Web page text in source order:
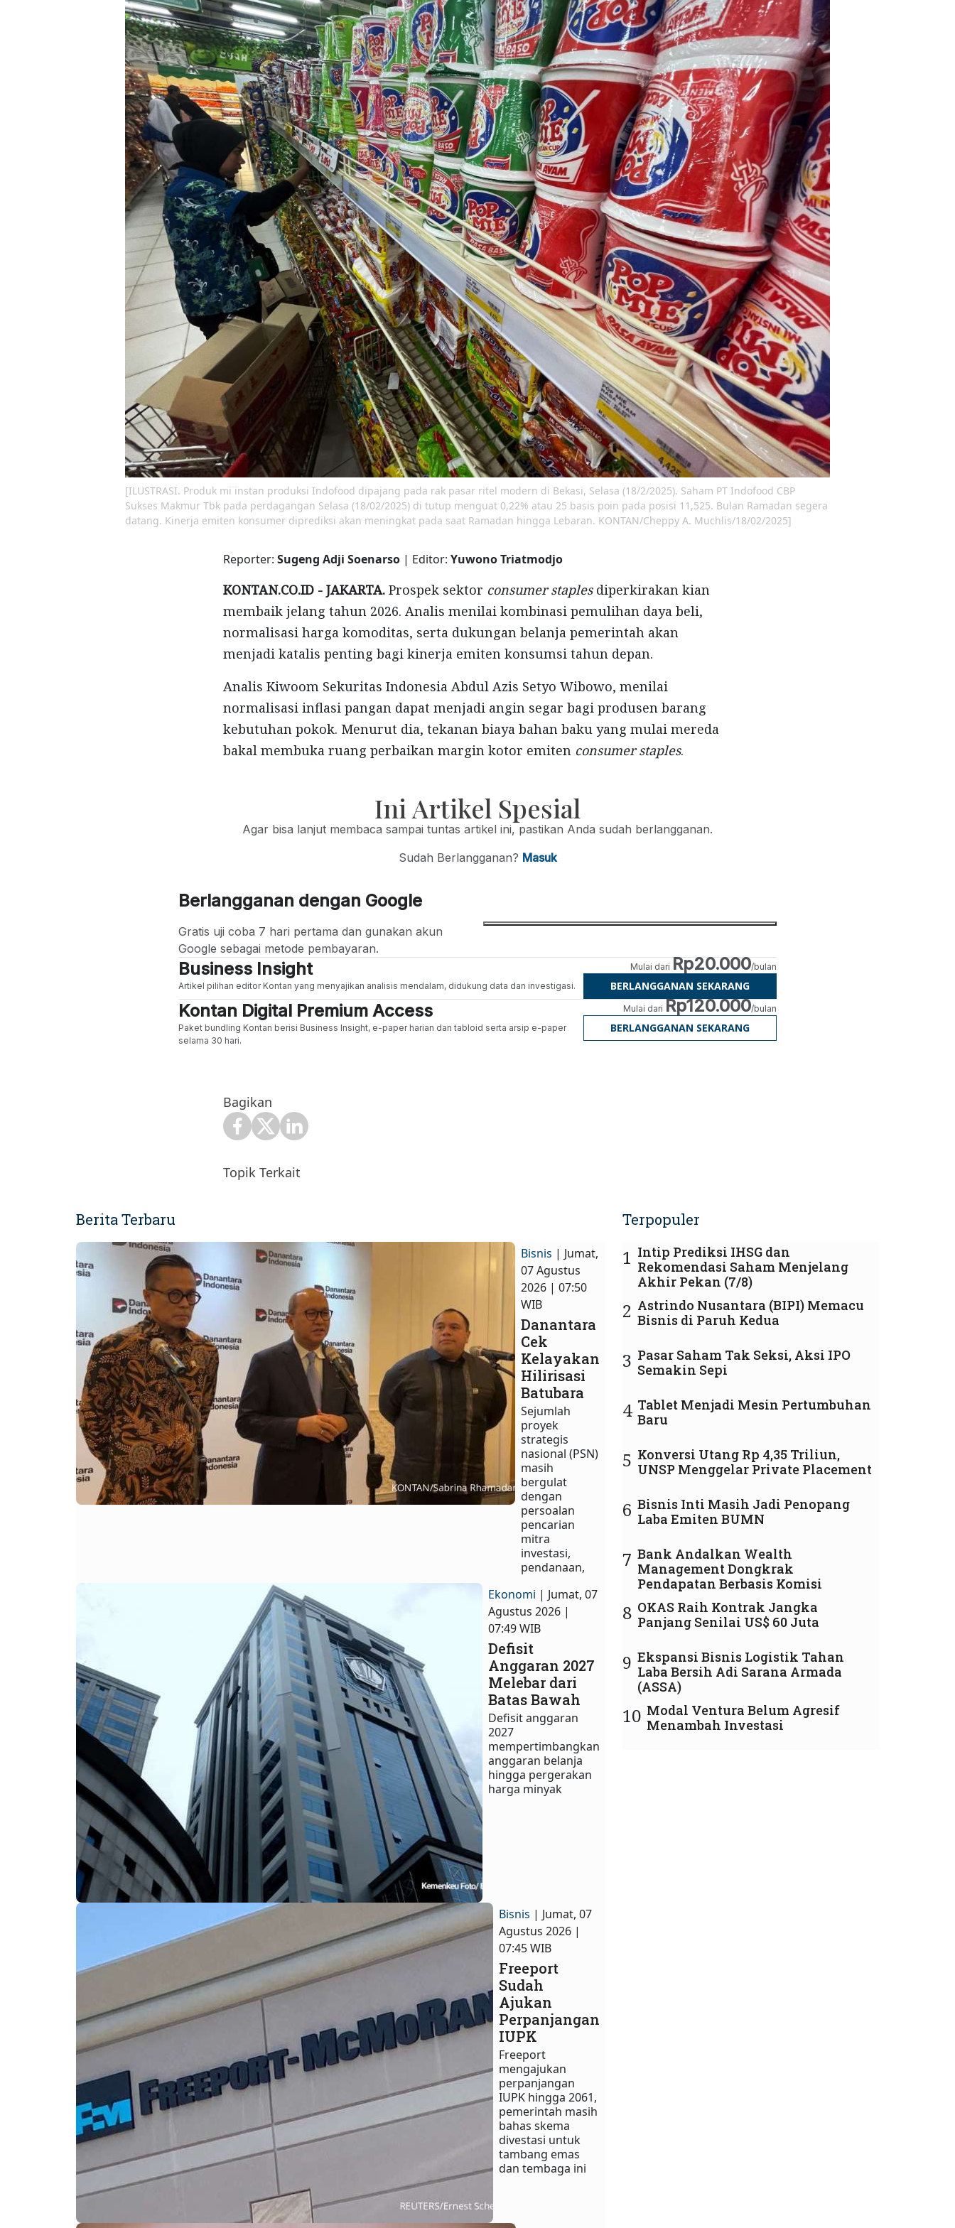
[ILUSTRASI. Produk mi instan produksi Indofood dipajang pada rak pasar ritel modern di Bekasi, Selasa (18/2/2025). Saham PT Indofood CBP
Sukses Makmur Tbk pada perdagangan Selasa (18/02/2025) di tutup menguat 0,22% atau 25 basis poin pada posisi 11,525. Bulan Ramadan segera
datang. Kinerja emiten konsumer diprediksi akan meningkat pada saat Ramadan hingga Lebaran. KONTAN/Cheppy A. Muchlis/18/02/2025]
Reporter: Sugeng Adji Soenarso | Editor: Yuwono Triatmodjo
KONTAN.CO.ID - JAKARTA. Prospek sektor consumer staplesdiperkirakan kian
membaik jelang tahun 2026. Analis menilai kombinasi pemulihan daya beli,
normalisasi harga komoditas, serta dukungan belanja pemerintah akan
menjadi katalis penting bagi kinerja emiten konsumsi tahun depan.
Analis Kiwoom Sekuritas Indonesia Abdul Azis Setyo Wibowo, menilai
normalisasi inflasi pangan dapat menjadi angin segar bagi produsen barang
kebutuhan pokok. Menurut dia, tekanan biaya bahan baku yang mulai mereda
bakal membuka ruang perbaikan margin kotor emiten consumer staples.
Ini Artikel Spesial
Agar bisa lanjut membaca sampai tuntas artikel ini, pastikan Anda sudah berlangganan.
Sudah Berlangganan? Masuk
Berlangganan dengan Google
Gratis uji coba 7 hari pertama dan gunakan akun
Google sebagai metode pembayaran.
Business Insight
Artikel pilihan editor Kontan yang menyajikan analisis mendalam, didukung data dan investigasi.
Mulai dari Rp20.000/bulan
BERLANGGANAN SEKARANG
Kontan Digital Premium Access
Paket bundling Kontan berisi Business Insight, e-paper harian dan tabloid serta arsip e-paper
selama 30 hari.
Mulai dari Rp120.000/bulan
BERLANGGANAN SEKARANG
Bagikan
Topik Terkait
Berita Terbaru
Bisnis | Jumat,
07 Agustus
2026 | 07:50
WIB
Danantara
Cek
Kelayakan
Hilirisasi
Batubara
Sejumlah
proyek
strategis
nasional (PSN)
masih
bergulat
dengan
persoalan
pencarian
mitra
investasi,
pendanaan,
Ekonomi | Jumat, 07
Agustus 2026 |
07:49 WIB
Defisit
Anggaran 2027
Melebar dari
Batas Bawah
Defisit anggaran
2027
mempertimbangkan
anggaran belanja
hingga pergerakan
harga minyak
Bisnis | Jumat, 07
Agustus 2026 |
07:45 WIB
Freeport
Sudah
Ajukan
Perpanjangan
IUPK
Freeport
mengajukan
perpanjangan
IUPK hingga 2061,
pemerintah masih
bahas skema
divestasi untuk
tambang emas
dan tembaga ini
Terpopuler
1 Intip Prediksi IHSG dan
Rekomendasi Saham Menjelang
Akhir Pekan (7/8)
2 Astrindo Nusantara (BIPI) Memacu
Bisnis di Paruh Kedua
3 Pasar Saham Tak Seksi, Aksi IPO
Semakin Sepi
4 Tablet Menjadi Mesin Pertumbuhan
Baru
5 Konversi Utang Rp 4,35 Triliun,
UNSP Menggelar Private Placement
6 Bisnis Inti Masih Jadi Penopang
Laba Emiten BUMN
7 Bank Andalkan Wealth
Management Dongkrak
Pendapatan Berbasis Komisi
8 OKAS Raih Kontrak Jangka
Panjang Senilai US$ 60 Juta
9 Ekspansi Bisnis Logistik Tahan
Laba Bersih Adi Sarana Armada
(ASSA)
10 Modal Ventura Belum Agresif
Menambah Investasi